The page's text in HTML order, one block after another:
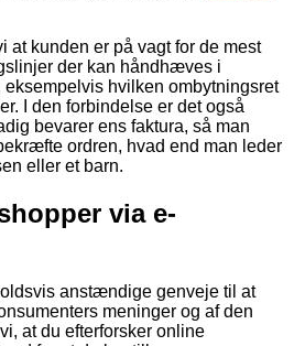
at kunden er på vagt for de mest
der kan håndhæves i
hvilken ombytningsret
I den forbindelse er det også
bevarer ens faktura, så man
ordren, hvad end man leder
eller et barn.
via e-
anstændige genveje til at
meninger og af den
at du efterforsker online